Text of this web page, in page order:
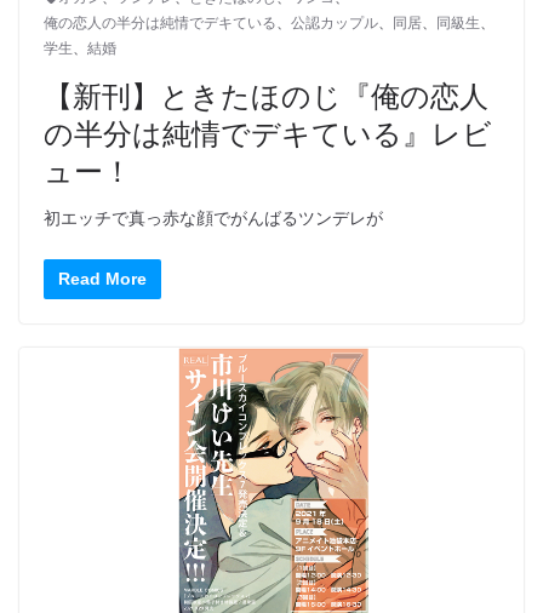
俺の恋人の半分は純情でデキている、 公認カップル、 同居、 同級生、
学生、 結婚
【新刊】ときたほのじ『俺の恋人
の半分は純情でデキている』レビ
ュー！
初エッチで真っ赤な顔でがんばるツンデレが
Read More